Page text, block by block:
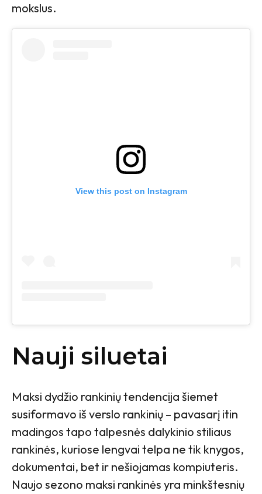
mokslus.
View this post on Instagram
Nauji siluetai
Maksi dydžio rankinių tendencija šiemet
susiformavo iš verslo rankinių – pavasarį itin
madingos tapo talpesnės dalykinio stiliaus
rankinės, kuriose lengvai telpa ne tik knygos,
dokumentai, bet ir nešiojamas kompiuteris.
Naujo sezono maksi rankinės yra minkštesnių